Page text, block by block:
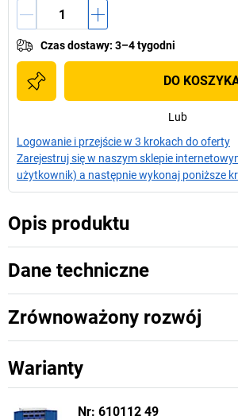
Czas dostawy: 3–4 tygodni
DO
Lub
Logowanie i przejście w 3 krokach do oferty
Zarejestruj się w naszym sklepie
użytkownik) a następnie wykonaj poniższe
Opis produktu
Dane techniczne
Zrównoważony rozwój
Warianty
Nr: 610112 49